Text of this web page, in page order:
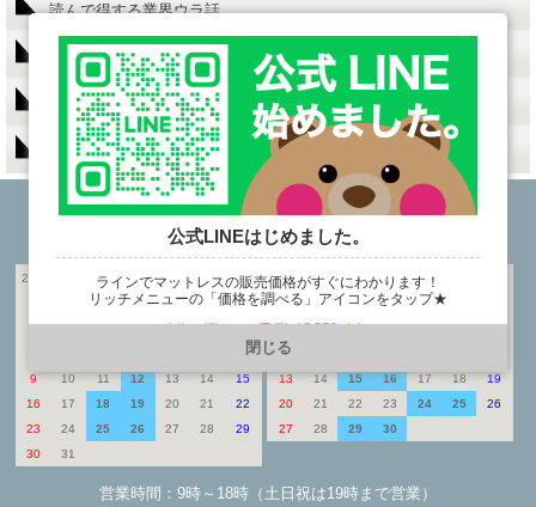
読んで得する業界ウラ話
羽毛布団Q&A
腰痛、ヘルニア等、腰の弱い方にはズバリこれ！
買ったマットレスが合わなかった時の対処法
ベッド館 店舗 営業日カレンダー
2026年8月
火 水 木 金
土
9
10 11 12 13 14
15
16
17 18 19 20 21
22
23
24 25 26 27 28
29
30
31
2026年9月
日
月 火 水 木
6
13
14 15 16 17 18
19
20
21 22 23 24 25
26
27
28 29 30
営業時間：9時～18時（土日祝は19時まで営業）
公式LINEはじめました。
ラインでマットレスの販売価格がすぐにわかります！
リッチメニューの「価格を調べる」アイコンをタップ★
閉じる